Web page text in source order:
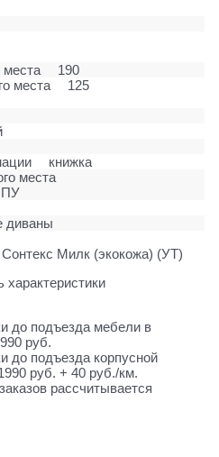
места
190
места
125
книжка
места
диваны
Милк (экокожа) (УТ)
характеристики
до подъезда мебели в
руб.
до подъезда корпусной
руб. + 40 руб./км.
рассчитывается